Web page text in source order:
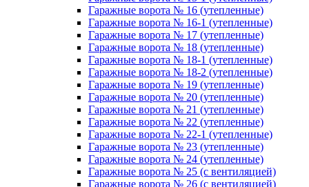
Гаражные ворота № 16 (утепленные)
Гаражные ворота № 16-1 (утепленные)
Гаражные ворота № 17 (утепленные)
Гаражные ворота № 18 (утепленные)
Гаражные ворота № 18-1 (утепленные)
Гаражные ворота № 18-2 (утепленные)
Гаражные ворота № 19 (утепленные)
Гаражные ворота № 20 (утепленные)
Гаражные ворота № 21 (утепленные)
Гаражные ворота № 22 (утепленные)
Гаражные ворота № 22-1 (утепленные)
Гаражные ворота № 23 (утепленные)
Гаражные ворота № 24 (утепленные)
Гаражные ворота № 25 (с вентиляцией)
Гаражные ворота № 26 (с вентиляцией)